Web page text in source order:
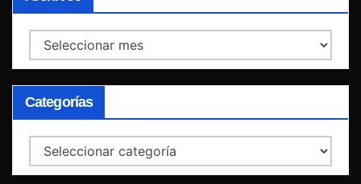
Archivos
Categorías
Categorías